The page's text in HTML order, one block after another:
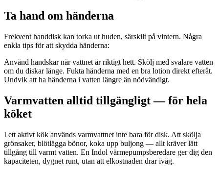
Ta hand om händerna
Frekvent handdisk kan torka ut huden, särskilt på vintern. Några
enkla tips för att skydda händerna:
Använd handskar när vattnet är riktigt hett. Skölj med svalare vatten
om du diskar länge. Fukta händerna med en bra lotion direkt efteråt.
Undvik att ha händerna i vatten längre än nödvändigt.
Varmvatten alltid tillgängligt — för hela
köket
I ett aktivt kök används varmvattnet inte bara för disk. Att skölja
grönsaker, blötlägga bönor, koka upp buljong — allt kräver lätt
tillgång till varmt vatten. En Indol värmepumpsberedare ger dig den
kapaciteten, dygnet runt, utan att elkostnaden drar iväg.